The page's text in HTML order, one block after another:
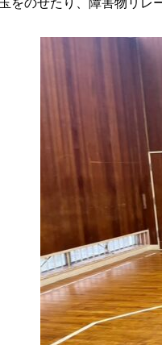
をのせたり、障害物リレ